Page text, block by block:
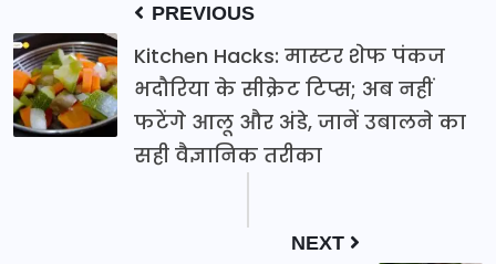
PREVIOUS
Kitchen Hacks: मास्टर शेफ पंकज
भदौरिया के सीक्रेट टिप्स; अब नहीं
फटेंगे आलू और अंडे, जानें उबालने का
सही वैज्ञानिक तरीका
NEXT